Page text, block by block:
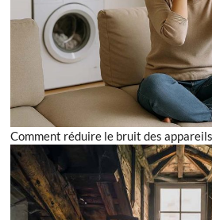
Comment réduire le bruit des